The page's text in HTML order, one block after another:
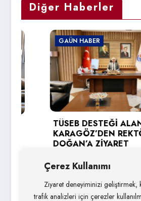
Çerez Kullanımı
Ziyaret deneyiminizi geliştirmek,
trafik analizleri için çerezler
Diğer Haberler
GAÜN HABER
TÜSEB DESTEĞİ ALAN
KARAGÖZ’DEN REKTÖR
DOĞAN’A ZİYARET
3 Ağustos 2026